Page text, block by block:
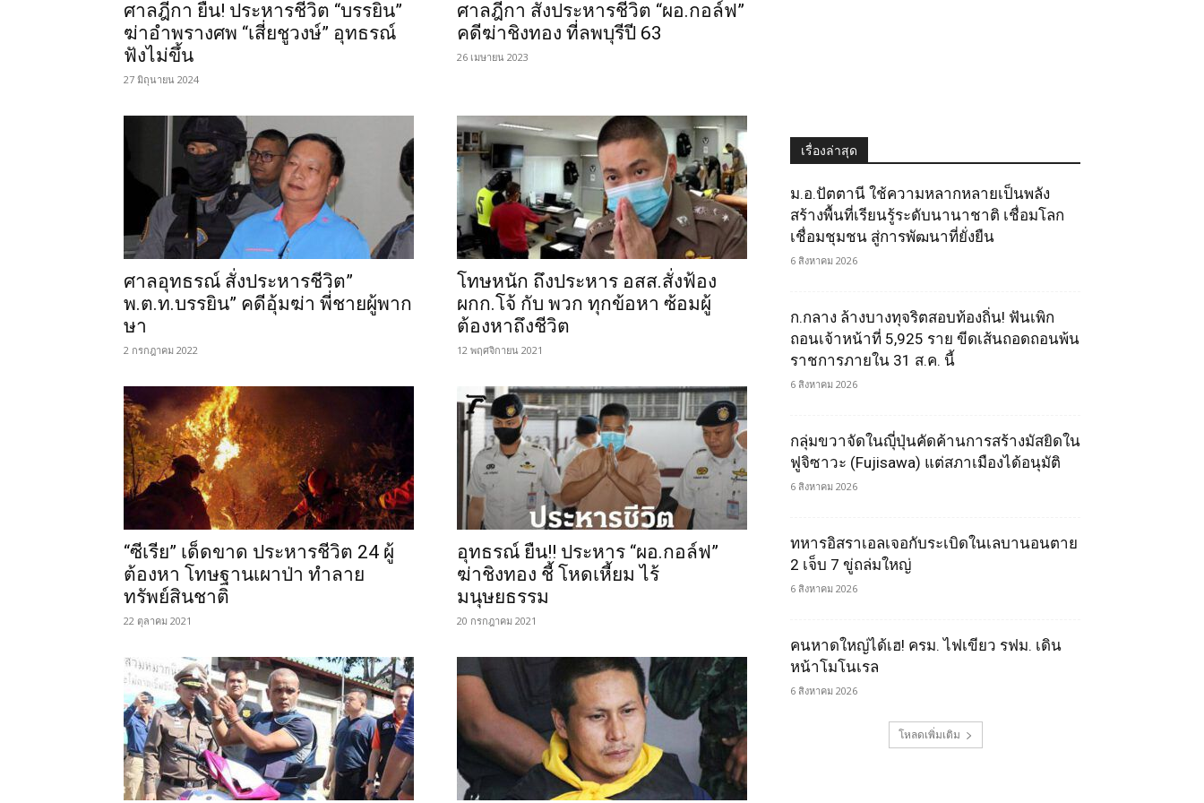
ศาลฎีกา ยืน! ประหารชีวิต “บรรยิน”
ฆ่าอำพรางศพ “เสี่ยชูวงษ์” อุทธรณ์
ฟังไม่ขึ้น
27 มิถุนายน 2024
ศาลฎีกา สั่งประหารชีวิต “ผอ.กอล์ฟ”
คดีฆ่าชิงทอง ที่ลพบุรีปี 63
26 เมษายน 2023
ศาลอุทธรณ์ สั่งประหารชีวิต”
พ.ต.ท.บรรยิน” คดีอุ้มฆ่า พี่ชายผู้พาก
ษา
2 กรกฎาคม 2022
โทษหนัก ถึงประหาร อสส.สั่งฟ้อง
ผกก.โจ้ กับ พวก ทุกข้อหา ซ้อมผู้
ต้องหาถึงชีวิต
12 พฤศจิกายน 2021
“ซีเรีย” เด็ดขาด ประหารชีวิต 24 ผู้
ต้องหา โทษฐานเผาป่า ทำลาย
ทรัพย์สินชาติ
22 ตุลาคม 2021
อุทธรณ์ ยืน!! ประหาร “ผอ.กอล์ฟ”
ฆ่าชิงทอง ชี้ โหดเหี้ยม ไร้
มนุษยธรรม
20 กรกฎาคม 2021
เรื่องล่าสุด
ม.อ.ปัตตานี ใช้ความหลากหลายเป็นพลัง
สร้างพื้นที่เรียนรู้ระดับนานาชาติ เชื่อมโลก
เชื่อมชุมชน สู่การพัฒนาที่ยั่งยืน
6 สิงหาคม 2026
ก.กลาง ล้างบางทุจริตสอบท้องถิ่น! ฟันเพิก
ถอนเจ้าหน้าที่ 5,925 ราย ขีดเส้นถอดถอนพ้น
ราชการภายใน 31 ส.ค. นี้
6 สิงหาคม 2026
กลุ่มขวาจัดในญุี่ปุ่นคัดค้านการสร้างมัสยิดใน
ฟูจิซาวะ (Fujisawa) แต่สภาเมืองได้อนุมัติ
6 สิงหาคม 2026
ทหารอิสราเอลเจอกับระเบิดในเลบานอนตาย
2 เจ็บ 7 ขู่ถล่มใหญ่
6 สิงหาคม 2026
คนหาดใหญ่ได้เฮ! ครม. ไฟเขียว รฟม. เดิน
หน้าโมโนเรล
6 สิงหาคม 2026
โหลดเพิ่มเติม